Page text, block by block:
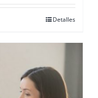
Detalles